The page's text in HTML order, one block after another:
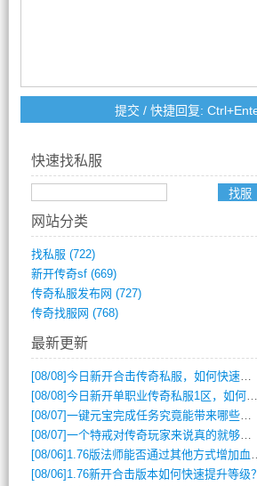
快速找私服
网站分类
找私服 (722)
新开传奇sf(669)
传奇私服发布网 (727)
传奇找服网 (768)
最新更新
[08/08]今日新开合击传奇私服，如何快速提升角色战力？
[08/08]今日新开单职业传奇私服1区，如何快速升级与获取顶级装备？
[08/07]一键元宝完成任务究竟能带来哪些超值优势？
[08/07]一个特戒对传奇玩家来说真的就够用了吗？
[08/06] 1.76版法师能否通过其他方式增加血量？
[08/06] 1.76新开合击版本如何快速提升等级？